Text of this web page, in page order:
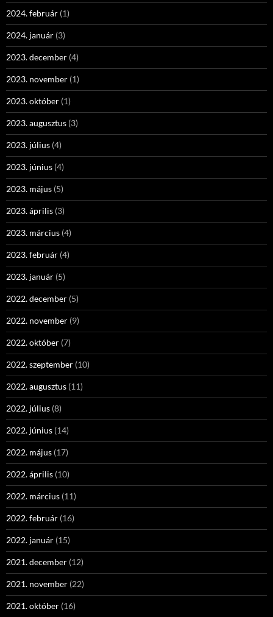
2024. február (1)
2024. január (3)
2023. december (4)
2023. november (1)
2023. október (1)
2023. augusztus (3)
2023. július (4)
2023. június (4)
2023. május (5)
2023. április (3)
2023. március (4)
2023. február (4)
2023. január (5)
2022. december (5)
2022. november (9)
2022. október (7)
2022. szeptember (10)
2022. augusztus (11)
2022. július (8)
2022. június (14)
2022. május (17)
2022. április (10)
2022. március (11)
2022. február (16)
2022. január (15)
2021. december (12)
2021. november (22)
2021. október (16)